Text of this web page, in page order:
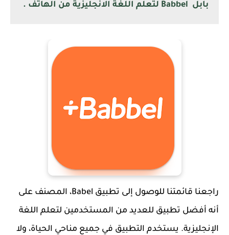
بابل Babbel لتعلم اللغة الانجليزية من الهاتف .
راجعنا قائمتنا للوصول إلى تطبيق Babel، المصنف على
أنه أفضل تطبيق للعديد من المستخدمين لتعلم اللغة
الإنجليزية. يستخدم التطبيق في جميع مناحي الحياة، ولا